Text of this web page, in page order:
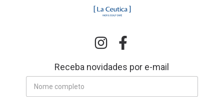
Receba novidades por e-mail